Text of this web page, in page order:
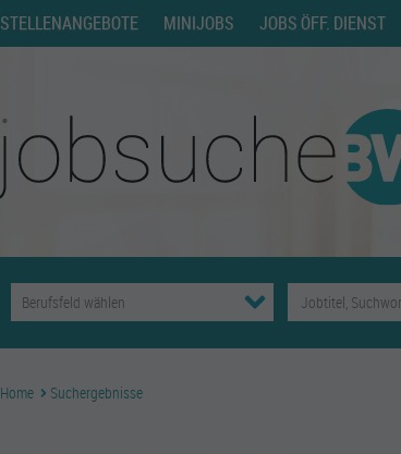
STELLENANGEBOTE MINIJOBS JOBS ÖFF. DIENST
Home Suchergebnisse